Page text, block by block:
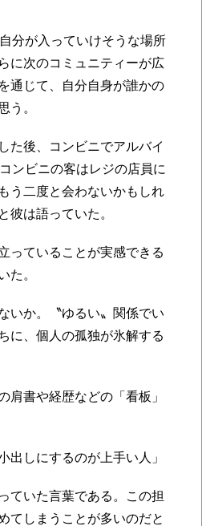
分が入っていけそうな場所
に次のコミュニティーが広
通じて、自分自身が誰かの
う。
た後、コンビニでアルバイ
ンビニの客はレジの店員に
う二度と会わないかもしれ
彼は語っていた。
っていることが実感できる
た。
いか。〝ゆるい〟関係でい
に、個人の孤独が氷解する
書や経歴などの「看板」
しにするのが上手い人」
ていた言葉である。この担
てしまうことが多いのだと